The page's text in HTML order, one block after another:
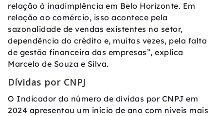
relação à inadimplência em Belo Horizonte. Em
relação ao comércio, isso acontece pela
sazonalidade de vendas existentes no setor,
dependência do crédito e, muitas vezes, pela falta
de gestão financeira das empresas”, explica
Marcelo de Souza e Silva.
Dívidas por CNPJ
O Indicador do número de dívidas por CNPJ em
2024 apresentou um início de ano com níveis mais